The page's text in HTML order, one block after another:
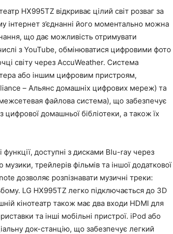
HX995TZ відкриває цілий світ розваг за
з’єднанні його моментально можна
що дає можливість отримувати
з YouTube, обмінюватися цифровими фото
світу через AccuWeather. Система
або іншим цифровим пристроям,
– Альянс домашніх цифрових мереж) та
файлова система), що забезпечує
цифрової домашньої бібліотеки, а також їх
доступні з дисками Blu-ray через
трейлерів фільмів та іншої додаткової
дозволяє розпізнавати музичні треки:
LG HX995TZ легко підключається до 3D
кінотеатр також має два входи HDMI для
та інші мобільні пристрої. iPod або
док-станцію, що забезпечує легкий